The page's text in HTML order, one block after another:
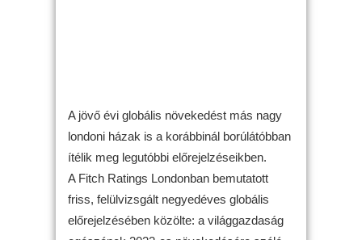
A jövő évi globális növekedést más nagy
londoni házak is a korábbinál borúlátóbban
ítélik meg legutóbbi előrejelzéseikben.
A Fitch Ratings Londonban bemutatott
friss, felülvizsgált negyedéves globális
előrejelzésében közölte: a világgazdaság